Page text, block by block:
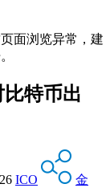
面浏览异常，建
特币出
ICO
金